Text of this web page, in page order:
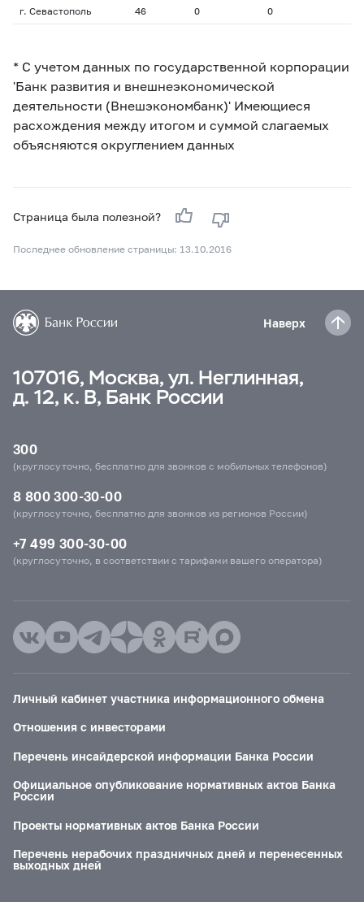
г. Севастополь 46 0 0
* С учетом данных по государственной корпорации
'Банк развития и внешнеэкономической
деятельности (Внешэкономбанк)' Имеющиеся
расхождения между итогом и суммой слагаемых
объясняются округлением данных
Страница была полезной?
Последнее обновление страницы: 13.10.2016
Наверх
107016, Москва, ул. Неглинная,
д. 12, к. В, Банк России
300
(круглосуточно, бесплатно для звонков с мобильных телефонов)
8 800 300-30-00
(круглосуточно, бесплатно для звонков из регионов России)
+7 499 300-30-00
(круглосуточно, в соответствии с тарифами вашего оператора)
Личный кабинет участника информационного обмена
Отношения с инвесторами
Перечень инсайдерской информации Банка России
Официальное опубликование нормативных актов Банка
России
Проекты нормативных актов Банка России
Перечень нерабочих праздничных дней и перенесенных
выходных дней